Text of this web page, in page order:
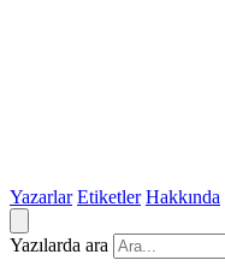
Yazarlar Etiketler Hakkında
Yazılarda ara